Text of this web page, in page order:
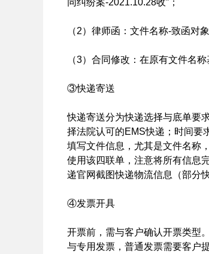
同纠纷案-2021.10.28收”；
（2）律师函：文件名称-致函对
（3）合同修改：在原有文件名
③快递寄送
快递寄送分为快递选择与底单要
择法院认可的EMS快递；时间要
填写文件信息，尤其是文件名称
使用该四联单，注意将所有信息
递官网截图快递物流信息（部分
④发票开具
开票前，需与客户确认开票类型
与专用发票，普通发票需要客户